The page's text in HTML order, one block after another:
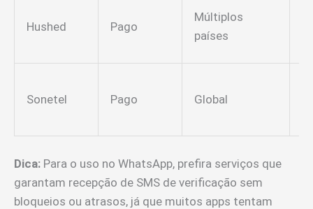
Hushed Pago
Múltiplos
países
Sonetel Pago Global
Dica: Para o uso no WhatsApp, prefira serviços que
garantam recepção de SMS de verificação sem
bloqueios ou atrasos, já que muitos apps tentam